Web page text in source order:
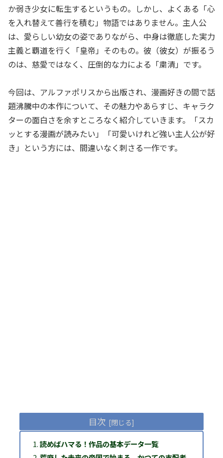
か弱き少女に転生するというもの。しかし、よくある「心
を入れ替えて善行を積む」物語ではありません。主人公
は、愛らしい幼女の姿でありながら、中身は徹底した実力
主義と覇道を行く「皇帝」そのもの。彼（彼女）が振るう
のは、慈愛ではなく、圧倒的な力による「粛清」です。
今回は、アルファポリスから出版され、漫画好きの間で話
題沸騰中の本作について、その魅力やあらすじ、キャラク
ターの面白さを余すところなく紹介していきます。「スカ
ッとする漫画が読みたい」「可愛いけれど強い主人公が好
き」という方には、間違いなく刺さる一作です。
目次
読めばハマる！作品の基本データ一覧